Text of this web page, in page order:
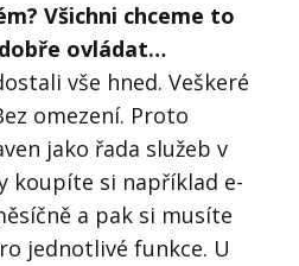
Všichni chceme to
ovládat…
vše hned. Veškeré
omezení. Proto
jako řada služeb v
koupíte si například e-
a pak si musíte
jednotlivé funkce. U